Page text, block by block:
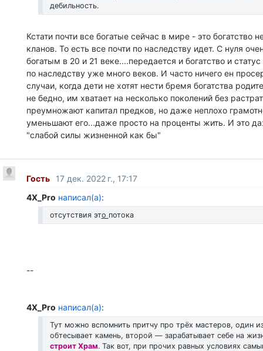
дебильность.
Кстати почти все богатые сейчас в мире - это богатство
кланов. То есть все почти по наследству идет. С нуля
богатым в 20 и 21 веке....передается и богатство и
по наследству уже много веков. И часто ничего ен
случаи, когда дети не хотят нести бремя богатства
не бедно, им хватает на несколько поколений без
преумножают капитал предков, но даже неплохо
уменьшают его...даже просто на проценты жить. И это
"слабой силы жизненной как бы"
Гость
17 дек. 2022 г., 17:17
4X_Pro написал(а):
отсутствия это потока
--
4X_Pro написал(а):
Тут можно вспомнить притчу про трёх мастеров, один
обтесывает камень, второй — зарабатывает себе на
строит Храм. Так вот, при прочих равных условиях